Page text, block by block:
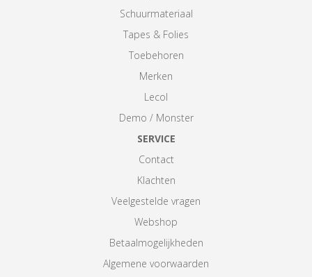
Schuurmateriaal
Tapes & Folies
Toebehoren
Merken
Lecol
Demo / Monster
SERVICE
Contact
Klachten
Veelgestelde vragen
Webshop
Betaalmogelijkheden
Algemene voorwaarden